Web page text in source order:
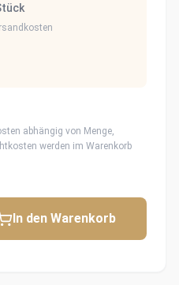
abhängig von Menge,
werden im Warenkorb
In den Warenkorb